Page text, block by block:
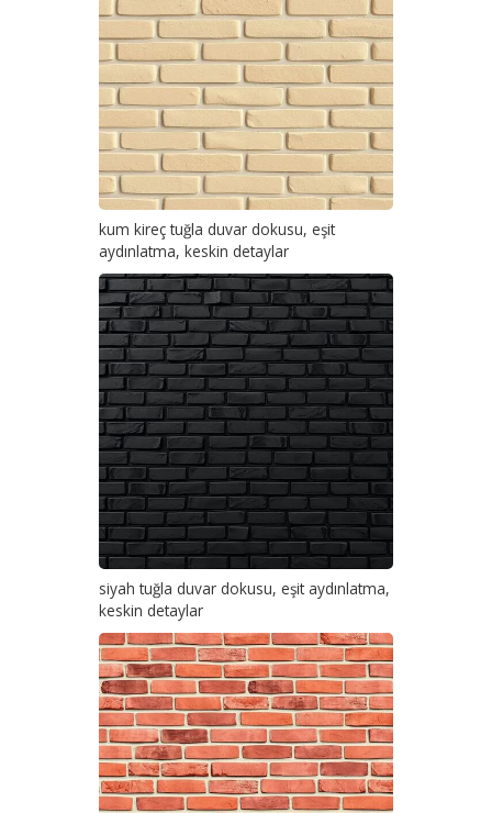
kum kireç tuğla duvar dokusu, eşit
aydınlatma, keskin detaylar
siyah tuğla duvar dokusu, eşit aydınlatma,
keskin detaylar